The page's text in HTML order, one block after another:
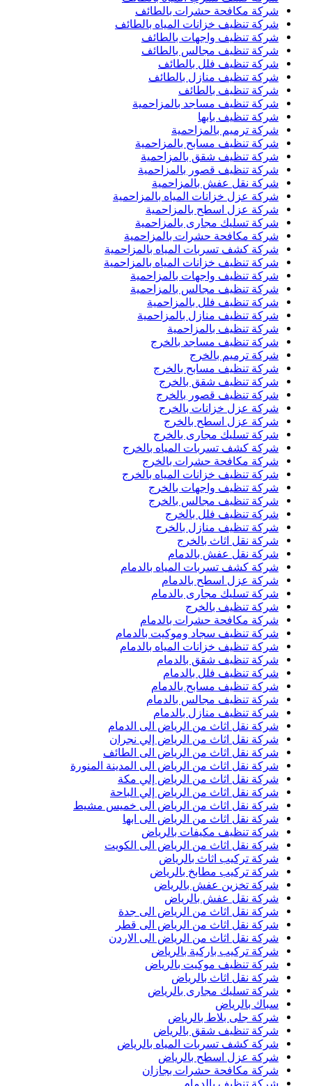
شركة مكافحة حشرات بالطائف
شركة تنظيف خزانات المياه بالطائف
شركة تنظيف واجهات بالطائف
شركة تنظيف مجالس بالطائف
شركة تنظيف فلل بالطائف
شركة تنظيف منازل بالطائف
شركة تنظيف بالطائف
شركة تنظيف مساجد بالمزاحمية
شركة تنظيف بابها
شركة ترميم بالمزاحمية
شركة تنظيف مسابح بالمزاحمية
شركة تنظيف شقق بالمزاحمية
شركة تنظيف قصور بالمزاحمية
شركة نقل عفش بالمزاحمية
شركة عزل خزانات المياه بالمزاحمية
شركة عزل اسطح بالمزاحمية
شركة تسليك مجارى بالمزاحمية
شركة مكافحة حشرات بالمزاحمية
شركة كشف تسربات المياه بالمزاحمية
شركة تنظيف خزانات المياه بالمزاحمية
شركة تنظيف واجهات بالمزاحمية
شركة تنظيف مجالس بالمزاحمية
شركة تنظيف فلل بالمزاحمية
شركة تنظيف منازل بالمزاحمية
شركة تنظيف بالمزاحمية
شركة تنظيف مساجد بالخرج
شركة ترميم بالخرج
شركة تنظيف مسابح بالخرج
شركة تنظيف شقق بالخرج
شركة تنظيف قصور بالخرج
شركة عزل خزانات بالخرج
شركة عزل اسطح بالخرج
شركة تسليك مجارى بالخرج
شركة كشف تسربات المياه بالخرج
شركة مكافحة حشرات بالخرج
شركة تنظيف خزانات المياه بالخرج
شركة تنظيف واجهات بالخرج
شركة تنظيف مجالس بالخرج
شركة تنظيف فلل بالخرج
شركة تنظيف منازل بالخرج
شركة نقل اثاث بالخرج
شركة نقل عفش بالدمام
شركة كشف تسربات المياه بالدمام
شركة عزل اسطح بالدمام
شركة تسليك مجارى بالدمام
شركة تنظيف بالخرج
شركة مكافحة حشرات بالدمام
شركة تنظيف سجاد وموكيت بالدمام
شركة تنظيف خزانات المياه بالدمام
شركة تنظيف شقق بالدمام
شركة تنظيف فلل بالدمام
شركة تنظيف مسابح بالدمام
شركة تنظيف مجالس بالدمام
شركة تنظيف منازل بالدمام
شركة نقل اثاث من الرياض الى الدمام
شركة نقل اثاث من الرياض إلي نجران
شركة نقل اثاث من الرياض الى الطائف
شركة نقل اثاث من الرياض الى المدينة المنورة
شركة نقل اثاث من الرياض إلي مكة
شركة نقل اثاث من الرياض إلي الباحة
شركة نقل اثاث من الرياض الى خميس مشيط
شركة نقل اثاث من الرياض الى ابها
شركة تنظيف مكيفات بالرياض
شركة نقل اثاث من الرياض الى الكويت
شركة تركيب اثاث بالرياض
شركة تركيب مطابخ بالرياض
شركة تخزين عفش بالرياض
شركة نقل عفش بالرياض
شركة نقل اثاث من الرياض الى جدة
شركة نقل اثاث من الرياض الى قطر
شركة نقل اثاث من الرياض الى الاردن
شركة تركيب باركية بالرياض
شركة تنظيف موكيت بالرياض
شركة نقل اثاث بالرياض
شركة تسليك مجارى بالرياض
سباك بالرياض
شركة جلى بلاط بالرياض
شركة تنظيف شقق بالرياض
شركة كشف تسربات المياه بالرياض
شركة عزل اسطح بالرياض
شركة مكافحة حشرات بجازان